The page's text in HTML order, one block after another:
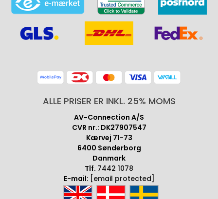
ALLE PRISER ER INKL. 25% MOMS
AV-Connection A/S
CVR nr.: DK27907547
Kærvej 71-73
6400 Sønderborg
Danmark
Tlf. 7442 1078
E-mail: [email protected]